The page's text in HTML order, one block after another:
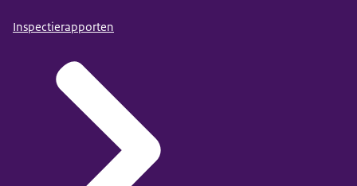
Inspectierapporten